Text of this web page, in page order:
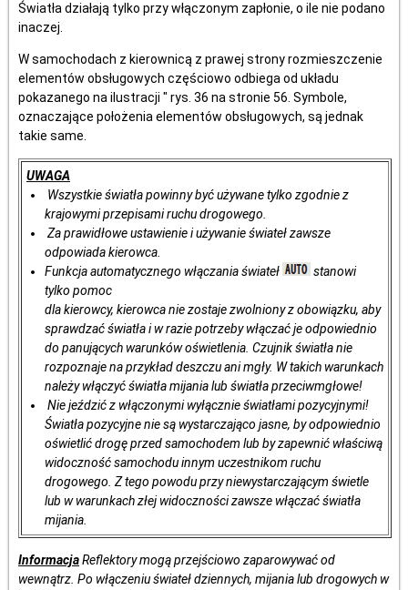
Światła działają tylko przy włączonym zapłonie, o ile nie podano
inaczej.
W samochodach z kierownicą z prawej strony rozmieszczenie
elementów obsługowych częściowo odbiega od układu
pokazanego na ilustracji " rys. 36 na stronie 56. Symbole,
oznaczające położenia elementów obsługowych, są jednak
takie same.
UWAGA
Wszystkie światła powinny być używane tylko zgodnie z
krajowymi przepisami ruchu drogowego.
Za prawidłowe ustawienie i używanie świateł zawsze
odpowiada kierowca.
Funkcja automatycznego włączania świateł
stanowi
tylko pomoc
dla kierowcy, kierowca nie zostaje zwolniony z obowiązku, aby
sprawdzać światła i w razie potrzeby włączać je odpowiednio
do panujących warunków oświetlenia. Czujnik światła nie
rozpoznaje na przykład deszczu ani mgły. W takich warunkach
należy włączyć światła mijania lub światła przeciwmgłowe!
Nie jeździć z włączonymi wyłącznie światłami pozycyjnymi!
Światła pozycyjne nie są wystarczająco jasne, by odpowiednio
oświetlić drogę przed samochodem lub by zapewnić właściwą
widoczność samochodu innym uczestnikom ruchu
drogowego. Z tego powodu przy niewystarczającym świetle
lub w warunkach złej widoczności zawsze włączać światła
mijania.
InformacjaReflektory mogą przejściowo zaparowywać od
wewnątrz. Po włączeniu świateł dziennych, mijania lub drogowych w